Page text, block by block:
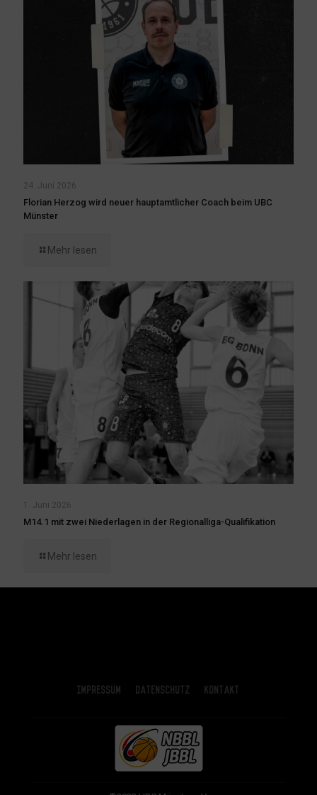
24. Juni 2026
Florian Herzog wird neuer hauptamtlicher Coach beim UBC
Münster
Mehr lesen
1. Juni 2026
M14.1 mit zwei Niederlagen in der Regionalliga-Qualifikation
Mehr lesen
Impressum Datenschutz Kontakt